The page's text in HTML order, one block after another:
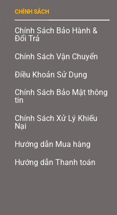
CHÍNH SÁCH
Chính Sách Bảo Hành &
Đổi Trả
Chính Sách Vận Chuyển
Điều Khoản Sử Dụng
Chính Sách Bảo Mật thông
tin
Chính Sách Xử Lý Khiếu
Nại
Hướng dẫn Mua hàng
Hướng dẫn Thanh toán